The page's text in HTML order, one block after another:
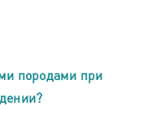
породами при